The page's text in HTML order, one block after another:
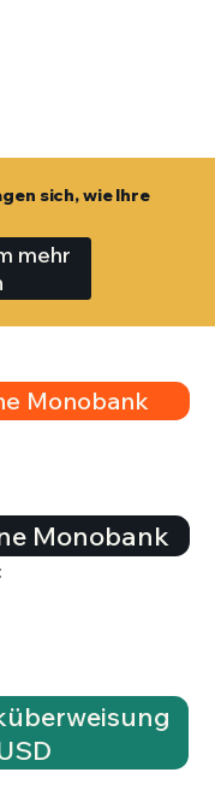
sich, wie Ihre
mehr
Monobank
Monobank